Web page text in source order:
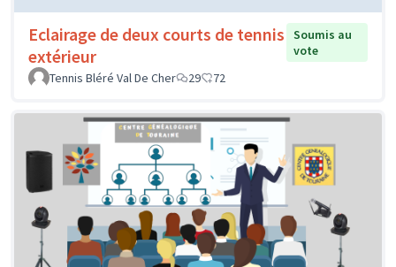
Eclairage de deux courts de tennis
extérieur
Soumis au
vote
Tennis Bléré Val De Cher
29 72